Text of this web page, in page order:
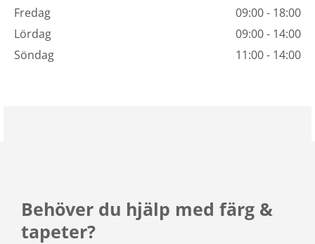
Fredag
09:00 - 18:00
Lördag
09:00 - 14:00
Söndag
11:00 - 14:00
Behöver du hjälp med färg &
tapeter?